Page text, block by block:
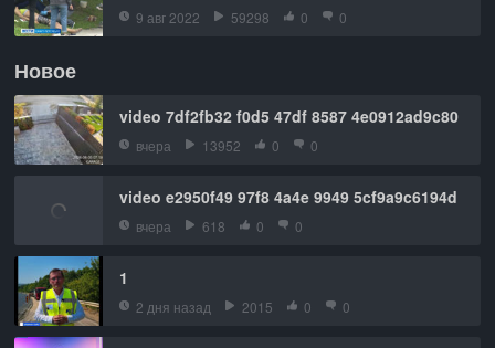
9 авг 2022 59298 0 0
Новое
video 7df2fb32 f0d5 47df 8587 4e0912ad9c80
вчера 13952 0 0
video e2950f49 97f8 4a4e 9949 5cf9a9c6194d
вчера 618 0 0
1
2 дня назад 2015 0 0